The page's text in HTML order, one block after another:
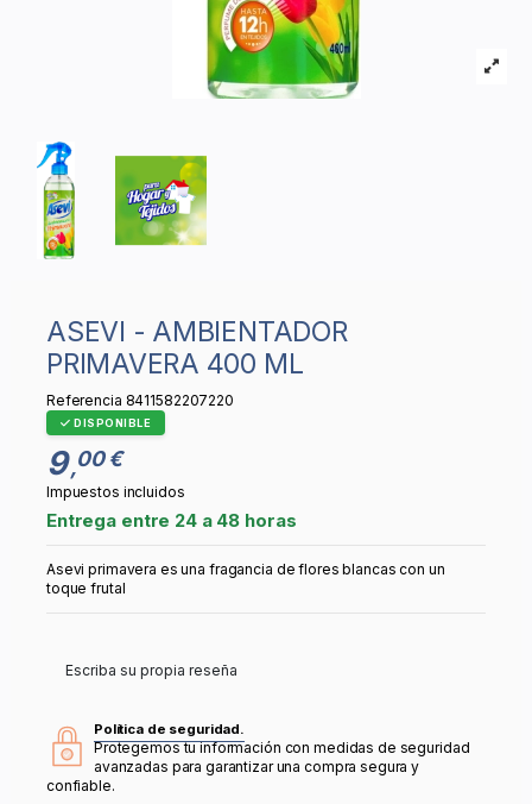
ASEVI - AMBIENTADOR
PRIMAVERA 400 ML
Referencia 8411582207220
DISPONIBLE
9,00 €
Impuestos incluidos
Entrega entre 24 a 48 horas
Asevi primavera es una fragancia de flores blancas con un
toque frutal
Escriba su propia reseña
Política de seguridad.
Protegemos tu información con medidas de seguridad
avanzadas para garantizar una compra segura y
confiable.